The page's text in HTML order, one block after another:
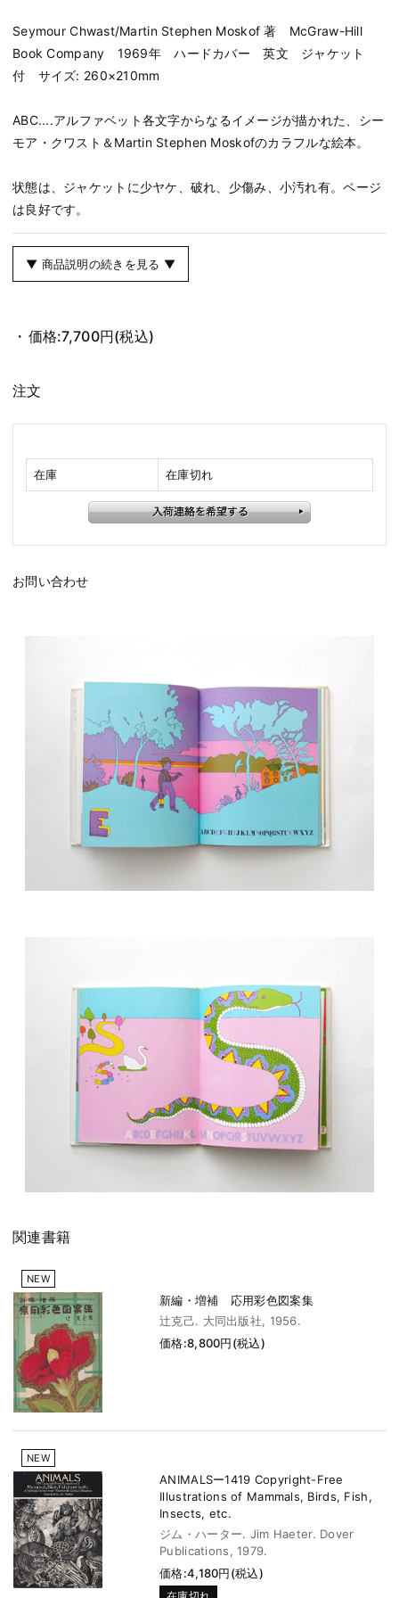
Seymour Chwast/Martin Stephen Moskof 著 McGraw-Hill
Book Company 1969年 ハードカバー 英文 ジャケット
付 サイズ: 260×210mm
ABC....アルファベット各文字からなるイメージが描かれた、シー
モア・クワスト＆Martin Stephen Moskofのカラフルな絵本。
状態は、ジャケットに少ヤケ、破れ、少傷み、小汚れ有。ページ
は良好です。
▼ 商品説明の続きを見る ▼
価格:7,700円(税込)
注文
在庫 在庫切れ
お問い合わせ
関連書籍
NEW
新編・増補 応用彩色図案集
辻克己. 大同出版社, 1956.
価格:8,800円(税込)
NEW
ANIMALSー1419 Copyright-Free
Illustrations of Mammals, Birds, Fish,
Insects, etc.
ジム・ハーター. Jim Haeter. Dover
Publications, 1979.
価格:4,180円(税込)